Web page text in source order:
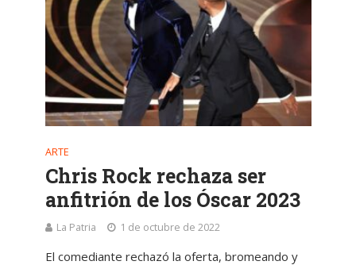
ARTE
Chris Rock rechaza ser
anfitrión de los Óscar 2023
La Patria 1 de octubre de 2022
El comediante rechazó la oferta, bromeando y